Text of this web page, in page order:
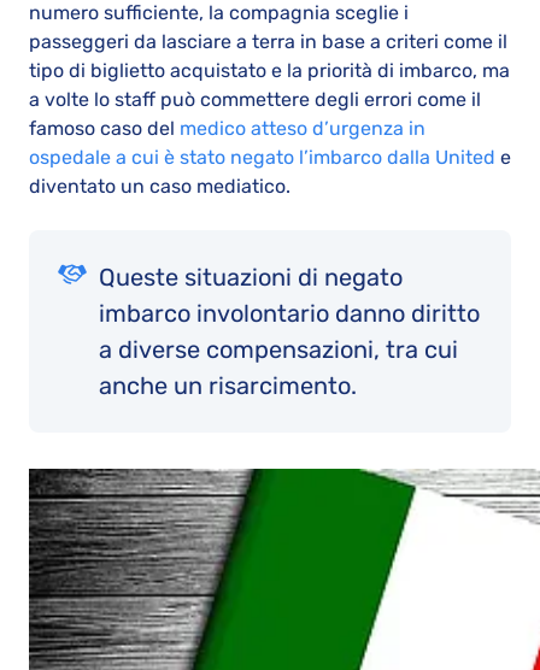
numero sufficiente, la compagnia sceglie i
passeggeri da lasciare a terra in base a criteri come il
tipo di biglietto acquistato e la priorità di imbarco, ma
a volte lo staff può commettere degli errori come il
famoso caso del medico atteso d’urgenza in
ospedale a cui è stato negato l’imbarco dalla United e
diventato un caso mediatico.
Queste situazioni di negato
imbarco involontario danno diritto
a diverse compensazioni, tra cui
anche un risarcimento.